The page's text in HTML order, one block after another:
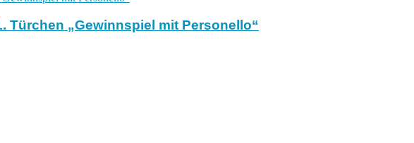
Türchen „Gewinnspiel mit Personello“